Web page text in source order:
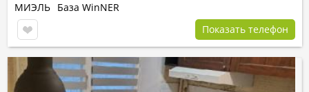
МИЭЛЬ База WinNER
Показать телефон